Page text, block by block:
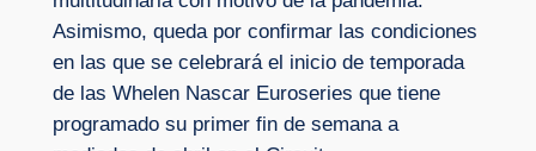
Asimismo, queda por confirmar las condiciones
en las que se celebrará el inicio de temporada
de las Whelen Nascar Euroseries que tiene
programado su primer fin de semana a